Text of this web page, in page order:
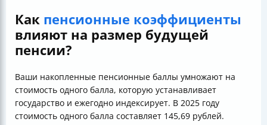
Как пенсионные коэффициенты
влияют на размер будущей
пенсии?
Ваши накопленные пенсионные баллы умножают на
стоимость одного балла, которую устанавливает
государство и ежегодно индексирует. В 2025 году
стоимость одного балла составляет 145,69 рублей.